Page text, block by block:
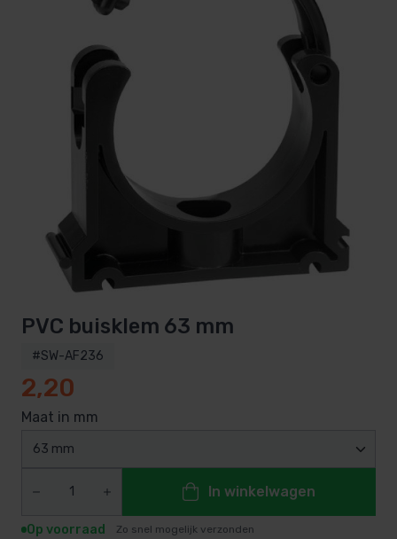
PVC buisklem 63 mm
#SW-AF236
2,20
Maat in mm
63 mm
In winkelwagen
Op voorraad Zo snel mogelijk verzonden